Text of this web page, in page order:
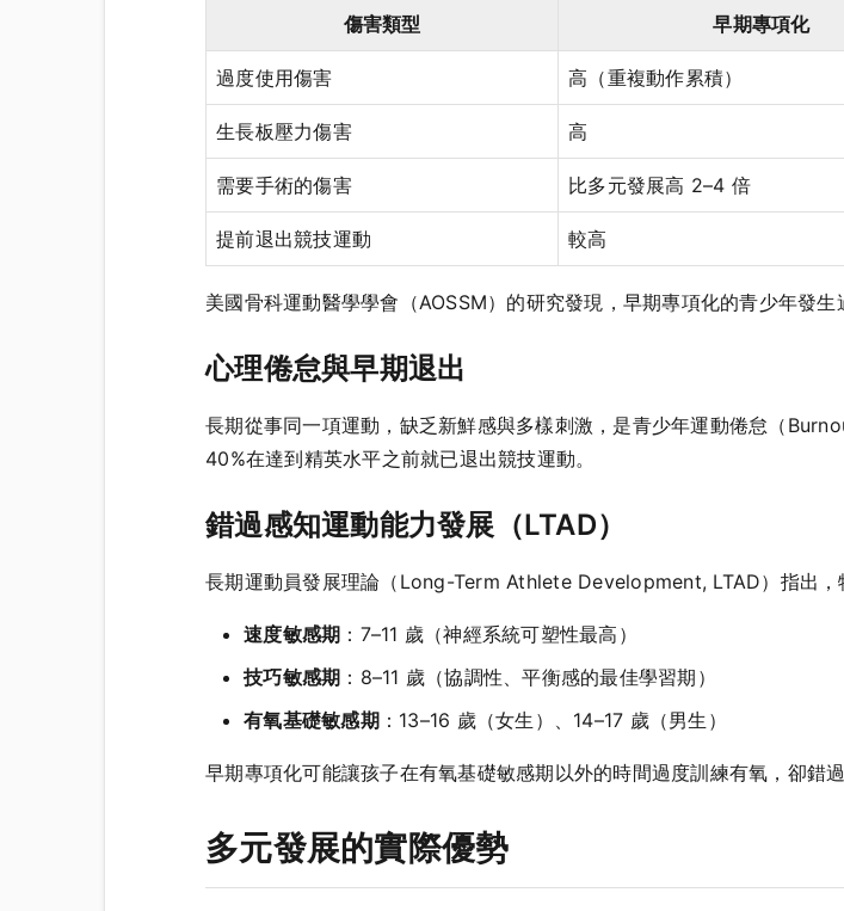
傷害類型 早期專項化
過度使用傷害 高（重複動作累積）
生長板壓力傷害 高
需要手術的傷害 比多元發展高 2–4 倍
提前退出競技運動 較高
美國骨科運動醫學學會（AOSSM）的研究發現，早期專項化的青少年發
心理倦怠與早期退出
長期從事同一項運動，缺乏新鮮感與多樣刺激，是青少年運動倦怠（
40%在達到精英水平之前就已退出競技運動。
錯過感知運動能力發展（LTAD）
長期運動員發展理論（Long-Term Athlete Development, LTAD）指出，
速度敏感期 ：7–11 歲（神經系統可塑性最高）
技巧敏感期 ：8–11 歲（協調性、平衡感的最佳學習期）
有氧基礎敏感期：13–16 歲（女生）、14–17 歲（男生）
早期專項化可能讓孩子在有氧基礎敏感期以外的時間過度訓練有氧，卻錯
多元發展的實際優勢